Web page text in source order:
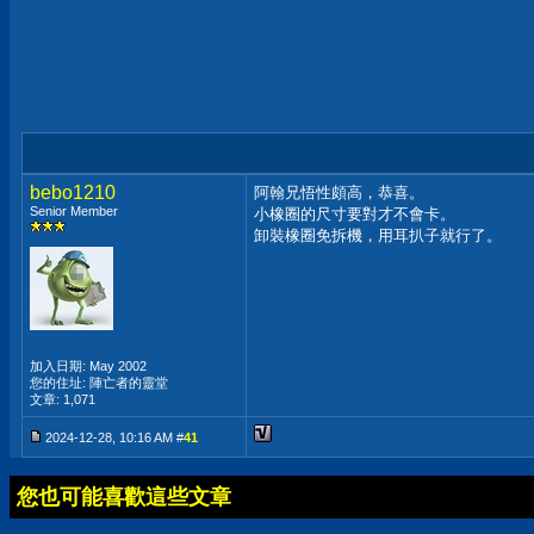
bebo1210
Senior Member
加入日期: May 2002
您的住址: 陣亡者的靈堂
文章: 1,071
阿翰兄悟性頗高，恭喜。
小橡圈的尺寸要對才不會卡。
卸裝橡圈免拆機，用耳扒子就行了。
2024-12-28, 10:16 AM #41
您也可能喜歡這些文章